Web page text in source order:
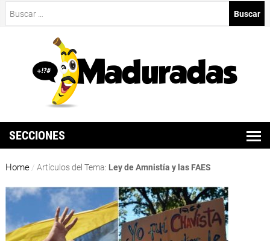
SECCIONES
Home / Artículos del Tema: Ley de Amnistía y las FAES